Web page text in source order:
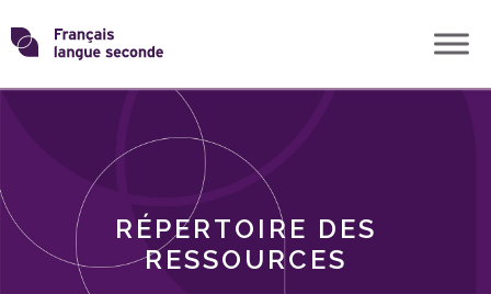
Skip
toTransformons
langue
RÉPERTOIRE DES
RESSOURCES
THÈMES